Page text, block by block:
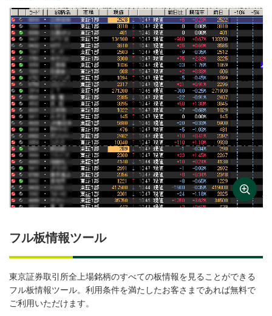
フル板情報ツール
東京証券取引所全上場銘柄のすべての板情報を見ることができる
フル板情報ツール。利用条件を満たしたお客さまであれば無料で
ご利用いただけます。